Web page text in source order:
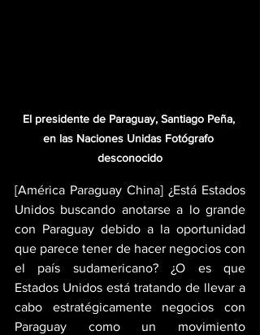
El presidente de Paraguay, Santiago Peña,
en las Naciones Unidas Fotógrafo
desconocido
[América Paraguay China] ¿Está Estados
Unidos buscando anotarse a lo grande
con Paraguay debido a la oportunidad
que parece tener de hacer negocios con
el país sudamericano? ¿O es que
Estados Unidos está tratando de llevar a
cabo estratégicamente negocios con
Paraguay como un movimiento